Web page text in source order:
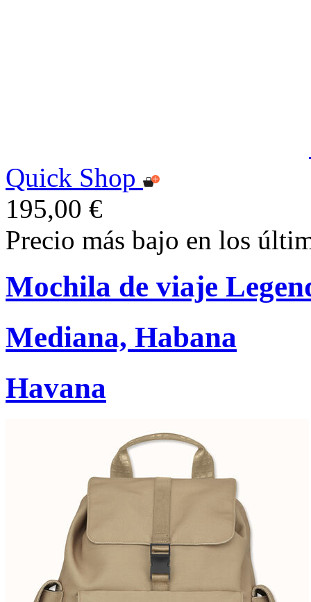
Quick Shop
195,00 €
Precio más bajo en los
Mochila de viaje
Mediana, Habana
Havana